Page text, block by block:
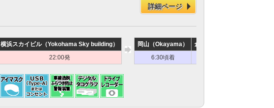
詳細ページ
横浜スカイビル（Yokohama Sky building） 岡山（Okayama） 倉敷（Kurashiki）
22:00発 6:30頃着